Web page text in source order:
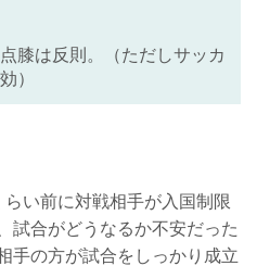
膝は反則。（ただしサッカ
）
い前に対戦相手が入国制限
試合がどうなるか不安だった
手の方が試合をしっかり成立